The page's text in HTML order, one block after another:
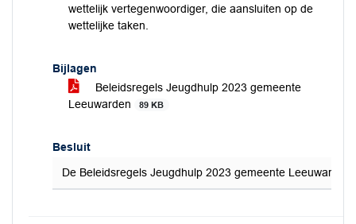
wettelijk vertegenwoordiger, die aansluiten op de
wettelijke taken.
Bijlagen
Beleidsregels Jeugdhulp 2023 gemeente
Leeuwarden
89 KB
Besluit
De Beleidsregels Jeugdhulp 2023 gemeente